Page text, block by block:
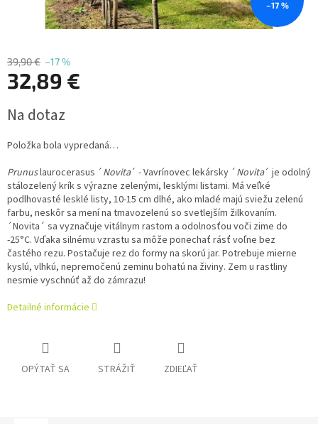
–17 %
39,90 € –17 %
32,89 €
cena:
Na dotaz
Položka bola vypredaná…
Prunuslaurocerasus ´Novita´ - Vavrínovec lekársky ´Novita´ je odolný
stálozelený krík s výrazne zelenými, lesklými listami. Má veľké
podlhovasté lesklé listy, 10-15 cm dlhé, ako mladé majú sviežu zelenú
farbu, neskôr sa mení na tmavozelenú so svetlejším žilkovaním.
´Novita´ sa vyznačuje vitálnym rastom a odolnosťou voči zime do
-25°C. Vďaka silnému vzrastu sa môže ponechať rásť voľne bez
častého rezu. Postačuje rez do formy na skorú jar. Potrebuje mierne
kyslú, vlhkú, nepremočenú zeminu bohatú na živiny. Zem u rastliny
nesmie vyschnúť až do zámrazu!
Detailné informácie
OPÝTAŤ SA STRÁŽIŤ ZDIEĽAŤ